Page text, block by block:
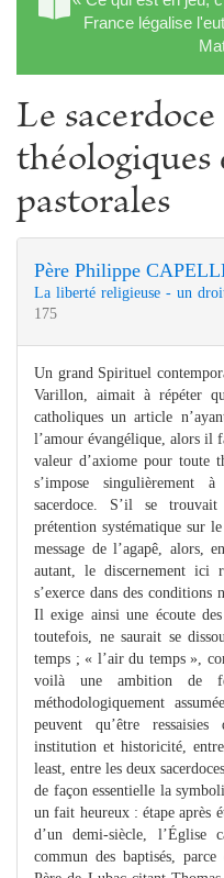
France légalise
Le
théologiques
pastorales
Père Philippe
La liberté religieuse - un
175
Un grand Spirituel
Varillon, aimait à répéter
catholiques un article
l’amour évangélique, alors il
valeur d’axiome pour toute
s’impose singulièrement
sacerdoce. S’il se
prétention systématique sur
message de l’agapê, alors,
autant, le discernement ici
s’exerce dans des conditions
Il exige ainsi une écoute
toutefois, ne saurait se
temps ; « l’air du temps »,
voilà une ambition de
méthodologiquement
peuvent qu’être
institution et historicité,
least, entre les deux
de façon essentielle la
un fait heureux : étape après
d’un demi-siècle, l’Église
commun des baptisés,